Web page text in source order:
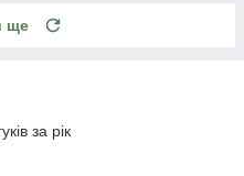
ще
за рік